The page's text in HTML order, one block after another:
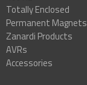
Totally Enclosed
Permanent Magnets
Zanardi Products
AVRs
Accessories